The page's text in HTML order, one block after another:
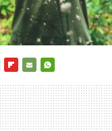
MAIL